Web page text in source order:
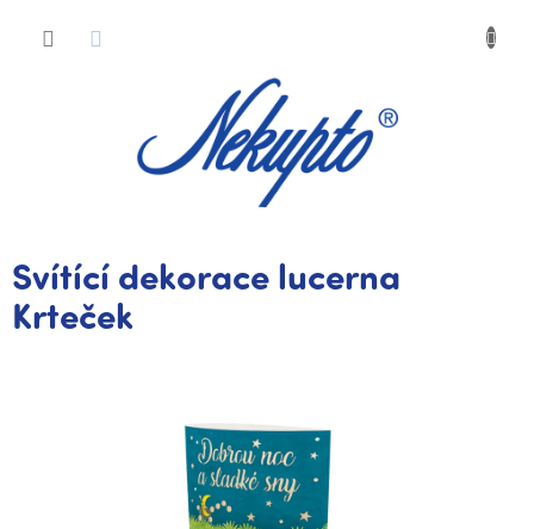
Svítící dekorace lucerna
Krteček